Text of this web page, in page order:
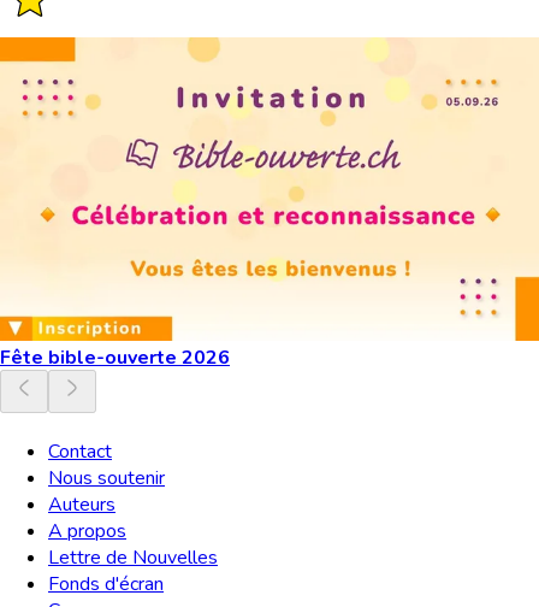
Fête bible-ouverte 2026
Contact
Nous soutenir
Auteurs
A propos
Lettre de Nouvelles
Fonds d'écran